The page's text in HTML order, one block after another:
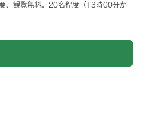
、観覧無料。20名程度（13時00分か